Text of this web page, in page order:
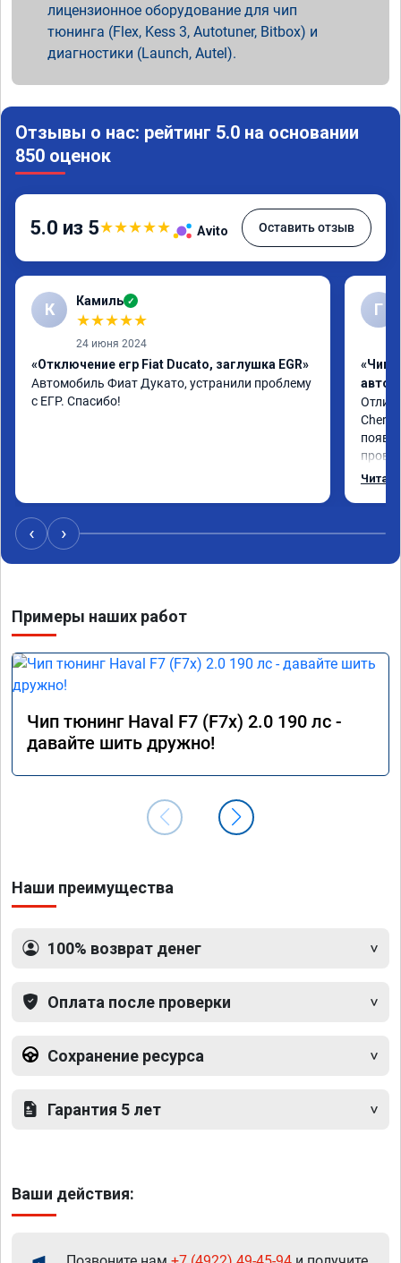
лицензионное оборудование для чип
тюнинга (Flex, Kess 3, Autotuner, Bitbox) и
диагностики (Launch, Autel).
Отзывы о нас: рейтинг 5.0 на основании
850 оценок
5.0 из 5★★★★★ Avito Оставить отзыв
К Камиль ✓
★★★★★
24 июня 2024
«Отключение егр Fiat Ducato, заглушка EGR»
Автомобиль Фиат Дукато, устранили проблему
с ЕГР. Спасибо!
Г
«Чип
Chery
‹ ›
Примеры наших работ
Чип тюнинг Haval F7 (F7x) 2.0 190 лс -
давайте шить дружно!
Наши преимущества
100% возврат денег
Оплата после проверки
Сохранение ресурса
Гарантия 5 лет
Ваши действия: